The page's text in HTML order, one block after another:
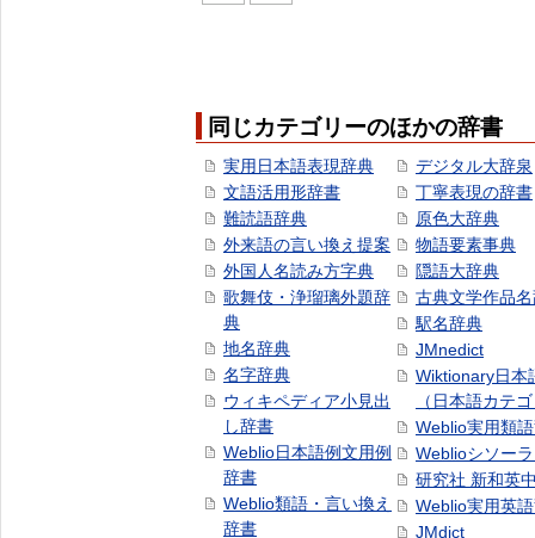
同じカテゴリーのほかの辞書
実用日本語表現辞典
文語活用形辞書
難読語辞典
外来語の言い換え提案
外国人名読み方字典
歌舞伎・浄瑠璃外題辞
典
地名辞典
名字辞典
ウィキペディア小見出
し辞書
Weblio日本語例文用例
辞書
Weblio類語・言い換え
辞書
デジタル大辞泉
丁寧表現の辞書
原色大辞典
物語要素事典
隠語大辞典
古典文学作品
駅名辞典
JMnedict
Wiktionary日本
（日本語カテ
Weblio実用類
Weblioシソー
研究社 新和英
Weblio実用英
JMdict